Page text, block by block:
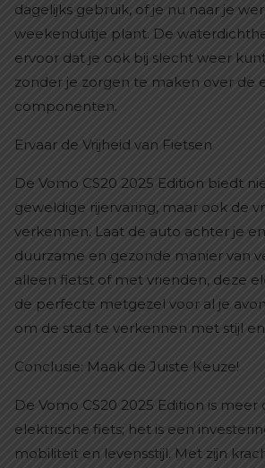
dagelijks gebruik, of je nu naar je
weekenduitje plant. De
ervoor dat je ook bij slecht weer
zonder je zorgen te maken over de
componenten.
Ervaar de Vrijheid van Fietsen
De Vomo CS20 2025 Edition biedt
geweldige rijervaring, maar ook de
verkennen. Laat de auto achter je
duurzame en gezonde manier van
alleen fietst of met vrienden, deze
de perfecte metgezel voor al je
om de stad te verkennen met stijl
Conclusie: Maak de Juiste Keuze!
De Vomo CS20 2025 Edition is
elektrische fiets; het is een
mobiliteit en levensstijl. Met zijn